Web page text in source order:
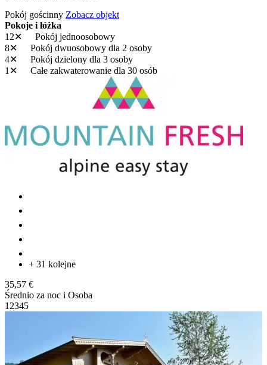
Pokój gościnny Zobacz objekt
Pokoje i łóżka
12✕
Pokój jednoosobowy
8✕
Pokój dwuosobowy dla 2 osoby
4✕
Pokój dzielony dla 3 osoby
1✕
Całe zakwaterowanie dla 30 osób
+ 31 kolejne
35,57 €
Średnio za noc i Osoba
1 2345